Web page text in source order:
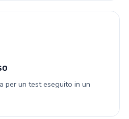
per un test eseguito in un